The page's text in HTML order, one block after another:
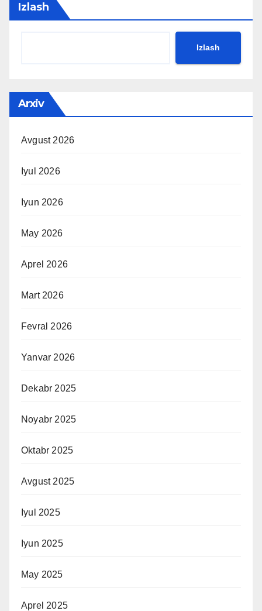
Izlash
Izlash
Arxiv
Avgust 2026
Iyul 2026
Iyun 2026
May 2026
Aprel 2026
Mart 2026
Fevral 2026
Yanvar 2026
Dekabr 2025
Noyabr 2025
Oktabr 2025
Avgust 2025
Iyul 2025
Iyun 2025
May 2025
Aprel 2025